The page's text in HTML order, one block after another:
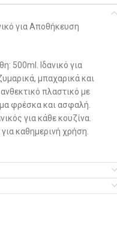
για Αποθήκευση
500ml. Ιδανικό για
μπαχαρικά και
πλαστικό με
φρέσκα και ασφαλή.
για κάθε κουζίνα.
καθημερινή χρήση.